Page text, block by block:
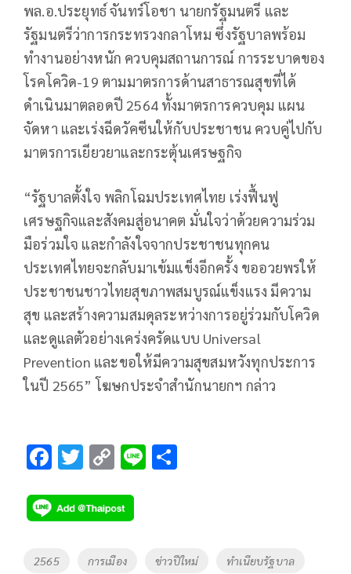
พล.อ.ประยุทธ์ จันทร์โอชา นายกรัฐมนตรี และ
รัฐมนตรีว่าการกระทรวงกลาโหม ซึ่งรัฐบาลพร้อม
ทำงานอย่างหนัก ควบคุมสถานการณ์ การระบาดของ
โรคโควิด-19 ตามมาตรการด้านสาธารณสุขที่ได้
ดำเนินมาตลอดปี 2564 ทั้งมาตรการควบคุม แผน
จัดหา และเร่งฉีดวัคซีนให้กับประชาชน ควบคู่ไปกับ
มาตรการเยียวยาและกระตุ้นเศรษฐกิจ
“รัฐบาลตั้งใจ พลิกโฉมประเทศไทย เร่งฟื้นฟู
เศรษฐกิจและสังคมสู่อนาคต มั่นใจว่าด้วยความร่วม
มือร่วมใจ และกำลังใจจากประชาชนทุกคน
ประเทศไทยจะกลับมาเข้มแข็งอีกครั้ง ขออวยพรให้
ประชาชนชาวไทยสุขภาพสมบูรณ์แข็งแรง มีความ
สุข และสร้างความสมดุลระหว่างการอยู่ร่วมกับโควิด
และดูแลตัวอย่างเคร่งครัดแบบ Universal
Prevention และขอให้มีความสุขสมหวังทุกประการ
ในปี 2565” โฆษกประจำสำนักนายกฯ กล่าว
F
e
b
o
T
tt
er
C
p
y
Li
Li
Tags
2565 การเมือง ข่าวปีใหม่ ทำเนียบรัฐบาล